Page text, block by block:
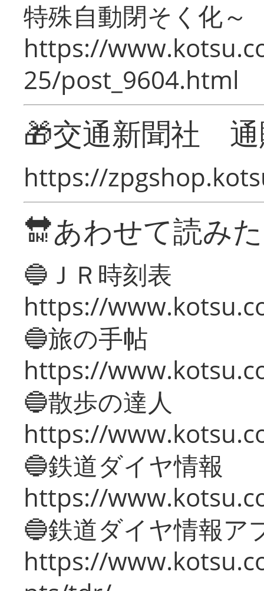
特殊自動閉そく化～
https://
25/post_9604.html
🎁交通新聞社
https://
🔛あわせて読み
🔵ＪＲ時刻表
https://
🔵旅の手帖
https://
🔵散歩の達人
https://
🔵鉄道ダイヤ情報
https://
🔵鉄道ダイヤ情報ア
https://